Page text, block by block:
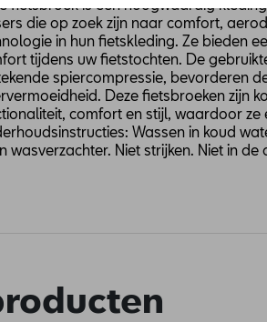
fietsbroek is een hoogwaardig
die op zoek zijn naar comfort,
in hun fietskleding. Ze bieden
tijdens uw fietstochten. De
spiercompressie, bevorderen
Deze fietsbroeken zijn
comfort en stijl, waardoor ze
Wassen in koud
wasverzachter. Niet strijken. Niet in de